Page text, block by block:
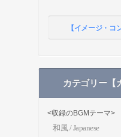
【イメージ・
カテゴリー【
<収録のBGMテーマ>
和風 / Japanese